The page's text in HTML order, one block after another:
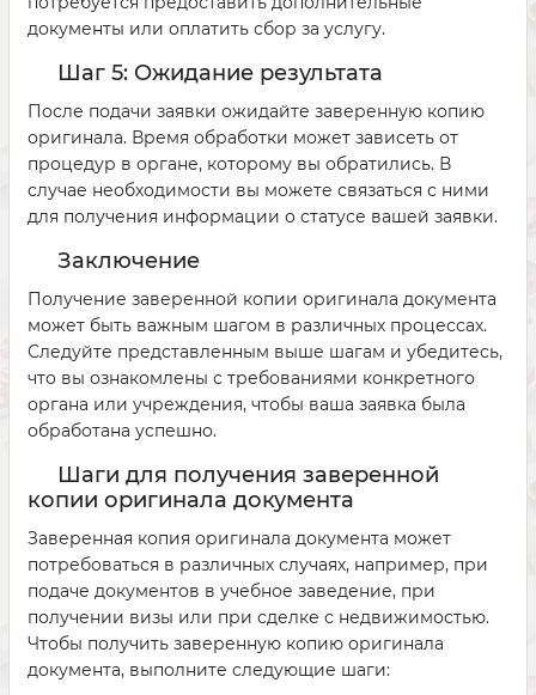
документы или оплатить сбор за услугу.
Шаг 5: Ожидание результата
После подачи заявки ожидайте заверенную копию
оригинала. Время обработки может зависеть от
процедур в органе, которому вы обратились. В
случае необходимости вы можете связаться с ними
для получения информации о статусе вашей заявки.
Заключение
Получение заверенной копии оригинала документа
может быть важным шагом в различных процессах.
Следуйте представленным выше шагам и убедитесь,
что вы ознакомлены с требованиями конкретного
органа или учреждения, чтобы ваша заявка была
обработана успешно.
Шаги для получения заверенной
копии оригинала документа
Заверенная копия оригинала документа может
потребоваться в различных случаях, например, при
подаче документов в учебное заведение, при
получении визы или при сделке с недвижимостью.
Чтобы получить заверенную копию оригинала
документа, выполните следующие шаги: